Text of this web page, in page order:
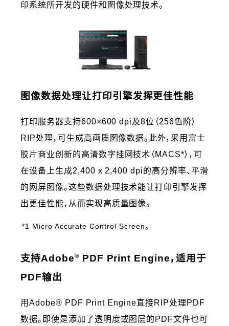
印系统所开发的硬件和图像处理技术。
图像数据处理让打印引擎发挥更佳性能
打印服务器支持600×600 dpi及8位（256色阶）
RIP处理，可生成高画质图像数据。此外，采用富士
胶片商业创新的高清数字挂网技术（MACS*），可
在设备上生成2,400 x 2,400 dpi的高分辨率、平滑
的网屏图像。这些数据处理技术能让打印引擎发挥
出更佳性能，从而实现高质量图像。
*1 Micro Accurate Control Screen。
支持Adobe®
PDF Print Engine，适用于
PDF输出
用Adobe® PDF Print Engine直接RIP处理PDF
数据。即使是添加了透明度或图层的PDF文件也可